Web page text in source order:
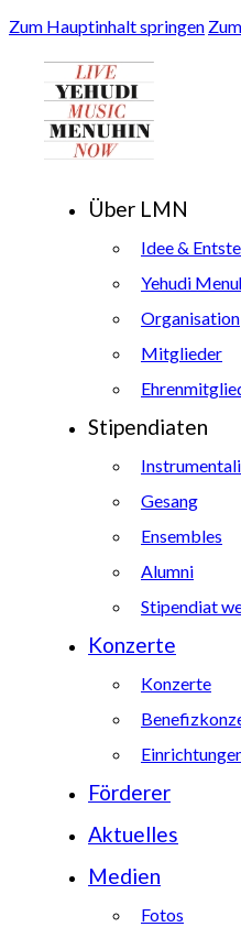
Zum Hauptinhalt springen
Über LMN
Idee &
Yehudi
Organisation
Mitglieder
Stipendiaten
Gesang
Ensembles
Alumni
Stipendiat
Konzerte
Konzerte
Förderer
Aktuelles
Medien
Fotos